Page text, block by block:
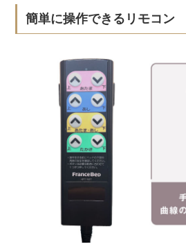
簡単に操作できるリモコン